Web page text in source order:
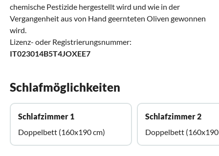
chemische Pestizide hergestellt wird und wie in der
Vergangenheit aus von Hand geernteten Oliven gewonnen
wird.
Lizenz- oder Registrierungsnummer:
IT023014B5T4JOXEE7
Schlafmöglichkeiten
Schlafzimmer 1
Doppelbett (160x190 cm)
Schlafzimmer 2
Doppelbett (160x190